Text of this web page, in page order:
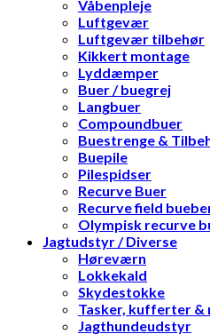
Våbenpleje
Luftgevær
Luftgevær tilbehør
Kikkert montage
Lyddæmper
Buer / buegrej
Langbuer
Compoundbuer
Buestrenge &
Buepile
Pilespidser
Recurve Buer
Recurve field
Olympisk recurve
Jagtudstyr / Diverse
Høreværn
Lokkekald
Skydestokke
Tasker, kufferter
Jagthundeudstyr